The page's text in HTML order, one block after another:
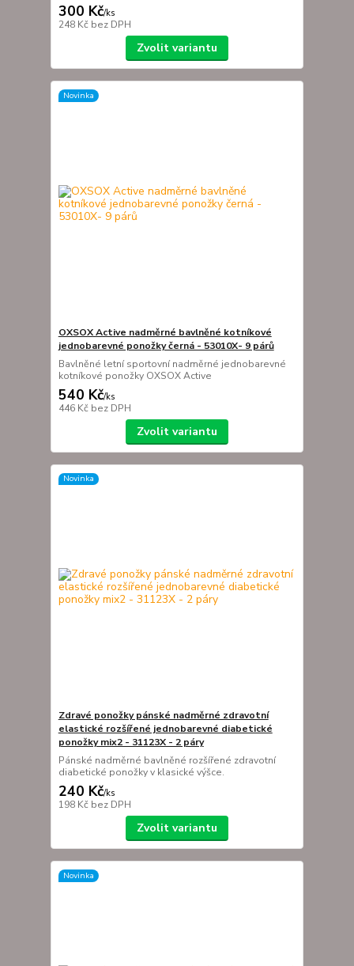
300 Kč/ks
248 Kč bez DPH
Zvolit variantu
Novinka
OXSOX Active nadměrné bavlněné kotníkové
jednobarevné ponožky černá - 53010X- 9 párů
Bavlněné letní sportovní nadměrné jednobarevné
kotníkové ponožky OXSOX Active
540 Kč/ks
446 Kč bez DPH
Zvolit variantu
Novinka
Zdravé ponožky pánské nadměrné zdravotní
elastické rozšířené jednobarevné diabetické
ponožky mix2 - 31123X - 2 páry
Pánské nadměrné bavlněné rozšířené zdravotní
diabetické ponožky v klasické výšce.
240 Kč/ks
198 Kč bez DPH
Zvolit variantu
Novinka